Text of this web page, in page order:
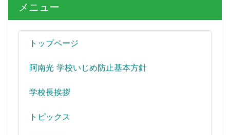
メニュー
トップページ
阿南光 学校いじめ防止基本方針
学校長挨拶
トピックス